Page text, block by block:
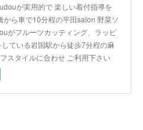
が実用的で 楽しい着付指導を
から車で10分程の平田salon 野菜ソ
がフルーツカッティング、ラッピ
ている岩国駅から徒歩7分程の麻
スタイルに合わせ ご利用下さい